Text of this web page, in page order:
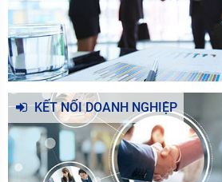
KẾT NỐI DOANH NGHIỆP